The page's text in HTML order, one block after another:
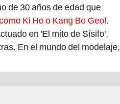
de 30 años de edad que
Ki Ho o Kang Bo Geol.
en 'El mito de Sísifo',
En el mundo del modelaje,